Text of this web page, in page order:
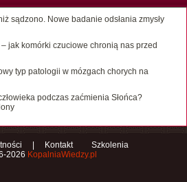
sądzono. Nowe badanie odsłania zmysły
jak komórki czuciowe chronią nas przed
typ patologii w mózgach chorych na
podczas zaćmienia Słońca?
Kontakt
Szkolenia
2026 KopalniaWiedzy.pl